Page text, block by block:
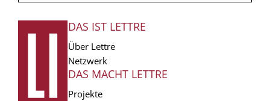
FUSSZEILE
DAS IST LETTRE
Über Lettre
Netzwerk
DAS MACHT LETTRE
Projekte